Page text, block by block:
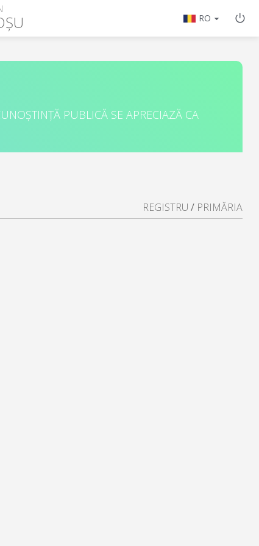
RO
PUBLICĂ SE APRECIAZĂ CA
REGISTRU / PRIMĂRIA